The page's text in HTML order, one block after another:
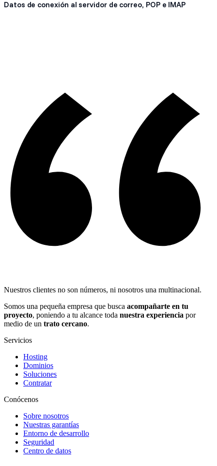
Datos de conexión al servidor de correo, POP e IMAP
Nuestros clientes no son números, ni nosotros una multinacional.
Somos una pequeña empresa que busca acompañarte en tu
proyecto, poniendo a tu alcance toda nuestra experiencia por
medio de un trato cercano.
Servicios
Hosting
Dominios
Soluciones
Contratar
Conócenos
Sobre nosotros
Nuestras garantías
Entorno de desarrollo
Seguridad
Centro de datos